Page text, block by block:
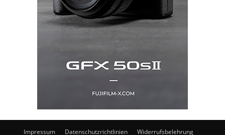
Impressum Datenschutzrichtlinien Widerrufsbelehrung